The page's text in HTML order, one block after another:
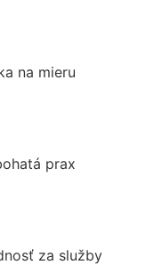
na mieru
prax
za služby